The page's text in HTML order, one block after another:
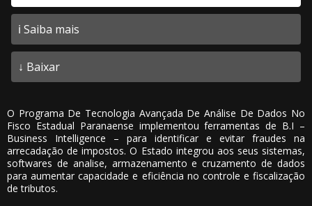
ℹ️ Saiba mais
↓ Baixar
O Programa De Tecnologia Avançada De Análise De Dados No
Fisco Estadual Paranaense implementou ferramentas de B.I –
Business Intelligence – para identificar e evitar fraudes na
arrecadação de impostos. O Estado integrou aos seus sistemas,
softwares de analise, armazenamento e cruzamento de dados
para aumentar capacidade e eficiência no controle e fiscalização
de tributos.